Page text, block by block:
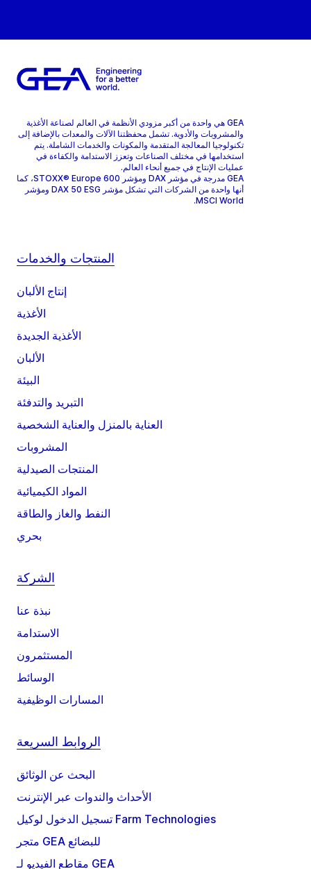
GEA هي واحدة من أكبر مزودي الأنظمة في العالم لصناعة الأغذية
والمشروبات والأدوية. تشمل محفظتنا الآلات والمعدات بالإضافة إلى
تكنولوجيا المعالجة المتقدمة والمكونات والخدمات الشاملة. يتم
استخدامها في مختلف الصناعات وتعزز الاستدامة والكفاءة في
عمليات الإنتاج في جميع أنحاء العالم.
GEA مدرجة في مؤشر DAX ومؤشر STOXX® Europe 600، كما
أنها واحدة من الشركات التي تشكل مؤشر DAX 50 ESG ومؤشر
MSCI World.
المنتجات والخدمات
إنتاج الألبان
الأغذية
الأغذية الجديدة
الألبان
البيئة
التبريد والتدفئة
العناية بالمنزل والعناية الشخصية
المشروبات
المنتجات الصيدلية
المواد الكيميائية
النفط والغاز والطاقة
بحري
الشركة
نبذة عنا
الاستدامة
المستثمرون
الوسائط
المسارات الوظيفية
الروابط السريعة
البحث عن الوثائق
الأحداث والندوات عبر الإنترنت
تسجيل الدخول لوكيل Farm Technologies
متجر GEA للبضائع
مقاطع الفيديو لـ GEA